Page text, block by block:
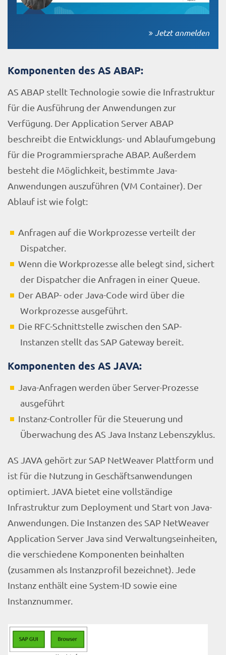
Jetzt anmelden
Komponenten des AS ABAP:
AS ABAP stellt Technologie sowie die Infrastruktur
für die Ausführung der Anwendungen zur
Verfügung. Der Application Server ABAP
beschreibt die Entwicklungs- und Ablaufumgebung
für die Programmiersprache ABAP. Außerdem
besteht die Möglichkeit, bestimmte Java-
Anwendungen auszuführen (VM Container). Der
Ablauf ist wie folgt:
Anfragen auf die Workprozesse verteilt der
Dispatcher.
Wenn die Workprozesse alle belegt sind, sichert
der Dispatcher die Anfragen in einer Queue.
Der ABAP- oder Java-Code wird über die
Workprozesse ausgeführt.
Die RFC-Schnittstelle zwischen den SAP-
Instanzen stellt das SAP Gateway bereit.
Komponenten des AS JAVA:
Java-Anfragen werden über Server-Prozesse
ausgeführt
Instanz-Controller für die Steuerung und
Überwachung des AS Java Instanz Lebenszyklus.
AS JAVA gehört zur SAP NetWeaver Plattform und
ist für die Nutzung in Geschäftsanwendungen
optimiert. JAVA bietet eine vollständige
Infrastruktur zum Deployment und Start von Java-
Anwendungen. Die Instanzen des SAP NetWeaver
Application Server Java sind Verwaltungseinheiten,
die verschiedene Komponenten beinhalten
(zusammen als Instanzprofil bezeichnet). Jede
Instanz enthält eine System-ID sowie eine
Instanznummer.